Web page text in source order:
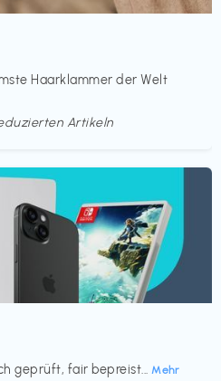
Haarklammer der Welt
Artikeln
geprüft, fair bepreist... Mehr